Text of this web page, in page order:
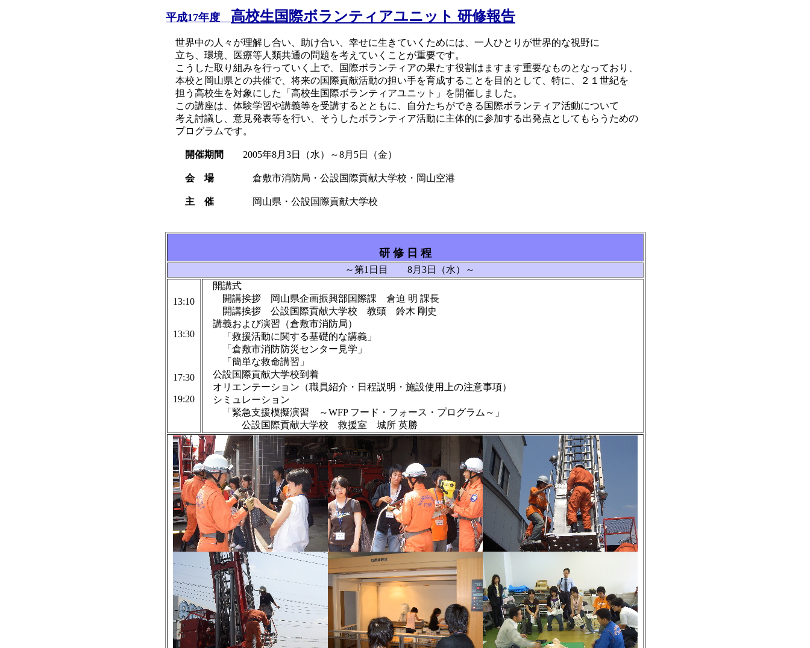
平成17年度 高校生国際ボランティアユニット 研修報告
世界中の人々が理解し合い、助け合い、幸せに生きていくためには、一人ひとりが世界的な視野に
立ち、環境、医療等人類共通の問題を考えていくことが重要です。
こうした取り組みを行っていく上で、国際ボランティアの果たす役割はますます重要なものとなっており、
本校と岡山県との共催で、将来の国際貢献活動の担い手を育成することを目的として、特に、２１世紀を
担う高校生を対象にした「高校生国際ボランティアユニット」を開催しました。
この講座は、体験学習や講義等を受講するとともに、自分たちができる国際ボランティア活動について
考え討議し、意見発表等を行い、そうしたボランティア活動に主体的に参加する出発点としてもらうための
プログラムです。
開催期間 2005年8月3日（水）～8月5日（金）
会 場 倉敷市消防局・公設国際貢献大学校・岡山空港
主 催 岡山県・公設国際貢献大学校
研 修 日 程
～第1日目 8月3日（水）～
13:10
13:30
17:30
19:20
開講式
開講挨拶 岡山県企画振興部国際課 倉迫 明 課長
開講挨拶 公設国際貢献大学校 教頭 鈴木 剛史
講義および演習（倉敷市消防局）
「救援活動に関する基礎的な講義」
「倉敷市消防防災センター見学」
「簡単な救命講習」
公設国際貢献大学校到着
オリエンテーション（職員紹介・日程説明・施設使用上の注意事項）
シミュレーション
「緊急支援模擬演習 ～WFP フード・フォース・プログラム～」
公設国際貢献大学校 救援室 城所 英勝